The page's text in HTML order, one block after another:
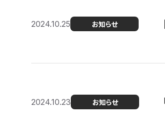
2024.10.25 お知らせ
2024.10.23 お知らせ